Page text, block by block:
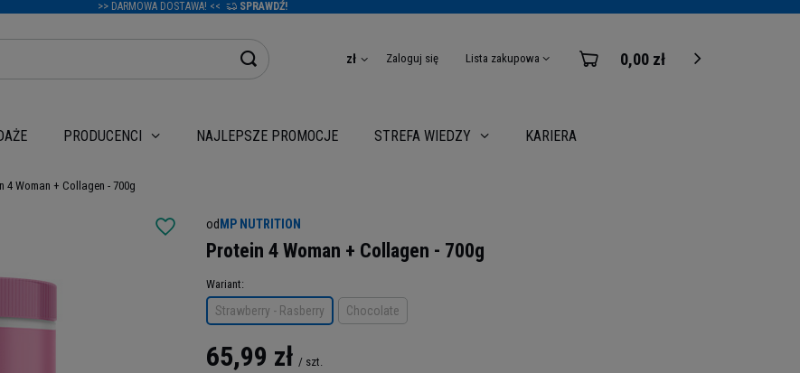
>> DARMOWA DOSTAWA! << SPRAWDŹ!
zł Zaloguj się Lista zakupowa 0,00 zł
PRODUCENCI NAJLEPSZE PROMOCJE STREFA WIEDZY KARIERA
4 Woman + Collagen - 700g
od MP NUTRITION
Protein 4 Woman + Collagen - 700g
Wariant
Strawberry - Rasberry Chocolate
65,99 zł / szt.